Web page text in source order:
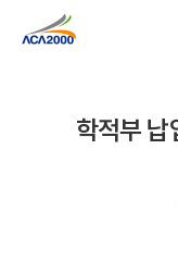
학적부 납